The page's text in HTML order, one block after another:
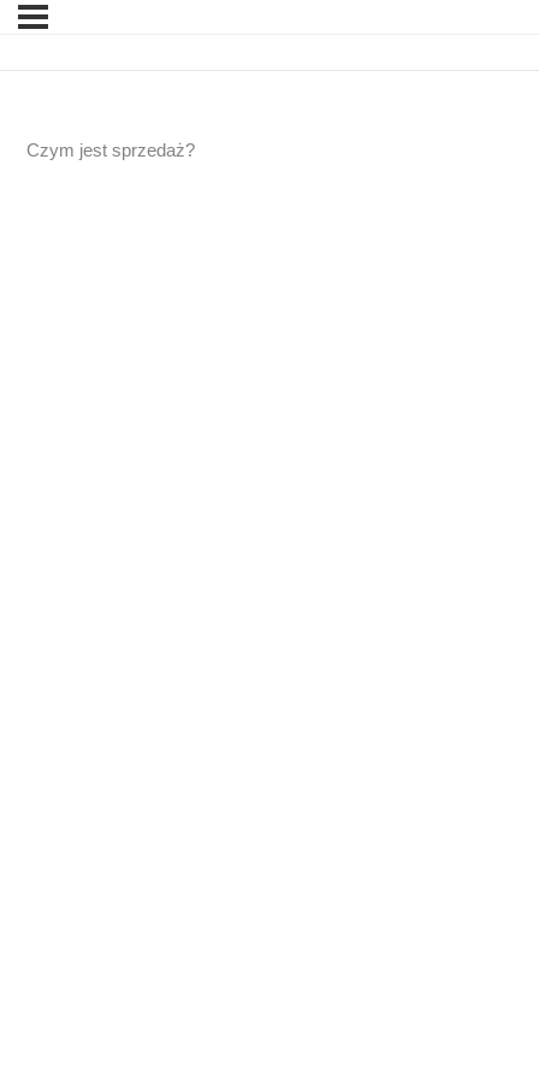
Czym jest sprzedaż?